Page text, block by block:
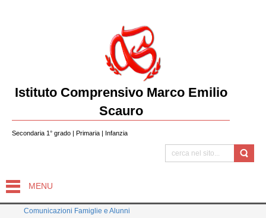
Istituto Comprensivo Marco Emilio
Scauro
Secondaria 1° grado | Primaria | Infanzia
MENU
Comunicazioni Famiglie e Alunni